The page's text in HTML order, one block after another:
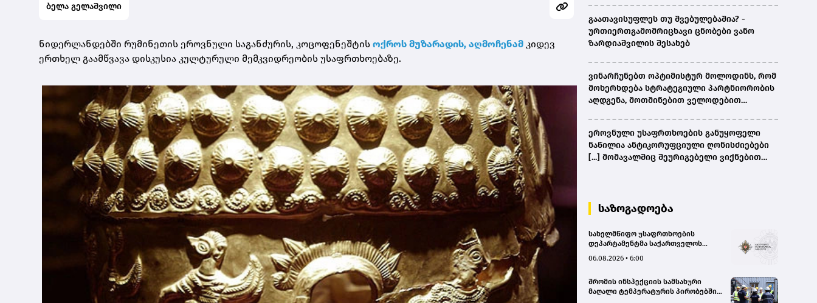
ბელა გელაშვილი
ნიდერლანდებში რუმინეთის ეროვნული საგანძურის, კოცოფენეშტის ოქროს მუზარადის, აღმოჩენამ კიდევ
ერთხელ გაამწვავა დისკუსია კულტურული მემკვიდრეობის უსაფრთხოებაზე.
გაათავისუფლეს თუ შვებულებაშია? -
ურთიერთგამომრიცხავი ცნობები ვანო
ზარდიაშვილის შესახებ
ვინარჩუნებთ ოპტიმისტურ მოლოდინს, რომ
მოხერხდება სტრატეგიული პარტნიორობის
აღდგენა, მოთმინებით ველოდებით
ეროვნული უსაფრთხოების განუყოფელი
ნაწილია ანტიკორუფციული ღონისძიებები
[...] მომავალშიც შეურიგებელი ვიქნებით
საზოგადოება
სახელმწიფო უსაფრთხოების
დეპარტამენტმა საქართველოს
საზიანოდ საბოტაჟის მუხლით
06.08.2026 • 6:00
შრომის ინსპექციის სამსახური
მაღალი ტემპერატურის პირობებში